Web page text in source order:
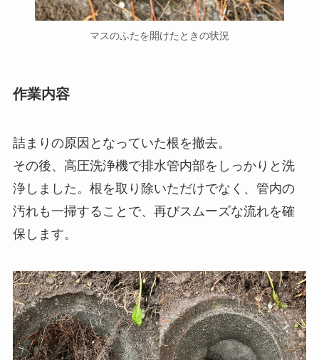
マスのふたを開けたときの状況
作業内容
詰まりの原因となっていた根を撤去。
その後、高圧洗浄機で排水管内部をしっかりと洗
浄しました。根を取り除いただけでなく、管内の
汚れも一掃することで、再びスムーズな流れを確
保します。